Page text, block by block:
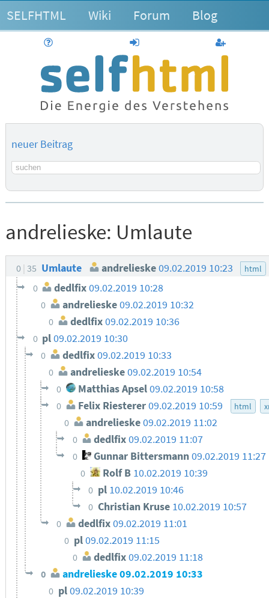
SELFHTML Wiki Forum Blog
anmelden
neuer Beitrag
Suchbegriff
andrelieske: Umlaute
0 35 Umlaute andrelieske 09.02.2019 10:23 html
0 dedlfix09.02.2019 10:28
0 andrelieske 09.02.2019 10:32
0 dedlfix09.02.2019 10:36
0 pl09.02.2019 10:30
0 dedlfix 09.02.2019 10:33
0 andrelieske09.02.2019 10:54
0 Matthias Apsel09.02.2019 10:58
0 Felix Riesterer09.02.2019 10:59 html
0 andrelieske09.02.2019 11:02
0 dedlfix09.02.2019 11:07
0 Gunnar Bittersmann09.02.2019 11:27
0 Rolf B 10.02.2019 10:39
0 pl 10.02.2019 10:46
0 Christian Kruse 10.02.2019 10:57
0 dedlfix09.02.2019 11:01
0 pl09.02.2019 11:15
0 dedlfix09.02.2019 11:18
0 andrelieske 09.02.2019 10:33
0 pl09.02.2019 10:39